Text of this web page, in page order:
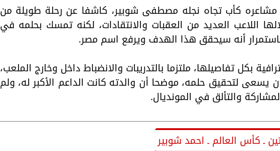
مشاعره كأب تجاه نجله مصطفى شوبير، كاشفا عن رحلة طويلة من
اللاعب العديد من العقبات والانتقادات، لكنه تمسك بحلمه في
أنه سيحقق هذا الهدف ويرفع اسم مصر.
بكل تفاصيلها، ملتزما بالتدريبات والانضباط داخل وخارج الملعب،
يسعى لتحقيق حلمه، موضحا أن والدته كانت الداعم الأكبر له، ولم
والتألق في المونديال.
ـ كأس العالم ـ احمد شوبير